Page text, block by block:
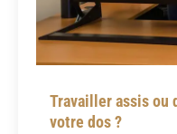
Travailler assis ou
votre dos ?